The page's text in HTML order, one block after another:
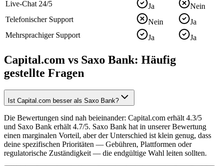
Live-Chat 24/5
Ja
Nein
Telefonischer Support
Nein
Ja
Mehrsprachiger Support
Ja Ja
Capital.com vs Saxo Bank: Häufig
gestellte Fragen
Ist Capital.com besser als Saxo Bank?
Die Bewertungen sind nah beieinander: Capital.com erhält 4.3/5
und Saxo Bank erhält 4.7/5. Saxo Bank hat in unserer Bewertung
einen marginalen Vorteil, aber der Unterschied ist klein genug, dass
deine spezifischen Prioritäten — Gebühren, Plattformen oder
regulatorische Zuständigkeit — die endgültige Wahl leiten sollten.